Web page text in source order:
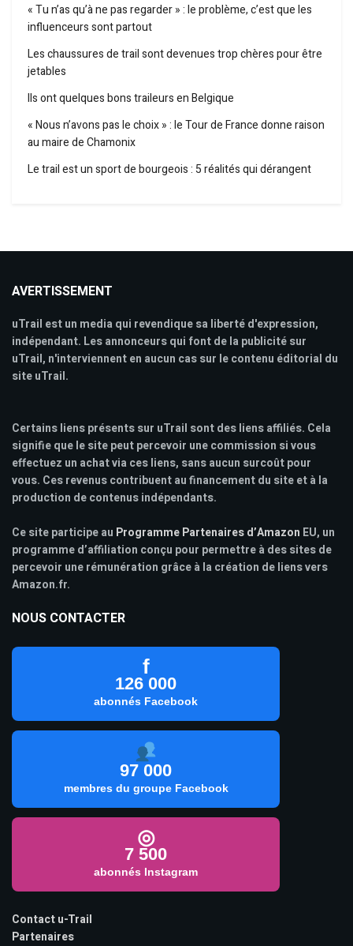
« Tu n’as qu’à ne pas regarder » : le problème, c’est que les
influenceurs sont partout
Les chaussures de trail sont devenues trop chères pour être
jetables
Ils ont quelques bons traileurs en Belgique
« Nous n’avons pas le choix » : le Tour de France donne raison
au maire de Chamonix
Le trail est un sport de bourgeois : 5 réalités qui dérangent
AVERTISSEMENT
uTrail est un media qui revendique sa liberté d'expression,
indépendant. Les annonceurs qui font de la publicité sur
uTrail, n'interviennent en aucun cas sur le contenu éditorial du
site uTrail.
Certains liens présents sur uTrail sont des liens affiliés. Cela
signifie que le site peut percevoir une commission si vous
effectuez un achat via ces liens, sans aucun surcoût pour
vous. Ces revenus contribuent au financement du site et à la
production de contenus indépendants.
Ce site participe au Programme Partenaires d’Amazon EU, un
programme d’affiliation conçu pour permettre à des sites de
percevoir une rémunération grâce à la création de liens vers
Amazon.fr.
NOUS CONTACTER
f
126 000
abonnés Facebook
97 000
membres du groupe Facebook
◎
7 500
abonnés Instagram
Contact u-Trail
Partenaires